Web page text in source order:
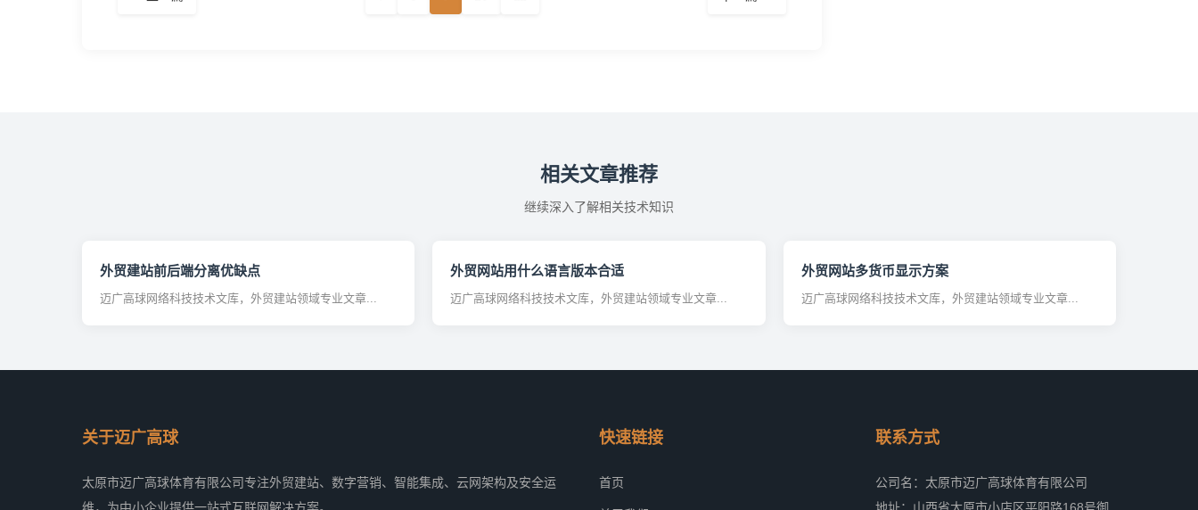
相关文章推荐
继续深入了解相关技术知识
外贸建站前后端分离优缺点
迈广高球网络科技技术文库，外贸建站领域专业文章...
外贸网站用什么语言版本合适
迈广高球网络科技技术文库，外贸建站领域专业文章...
外贸网站多货币显示方案
迈广高球网络科技技术文库，外贸建站领域专业文章...
关于迈广高球
太原市迈广高球体育有限公司专注外贸建站、数字营销、智能集成、云网架构及安全运
快速链接
首页
联系方式
公司名：太原市迈广高球体育有限公司